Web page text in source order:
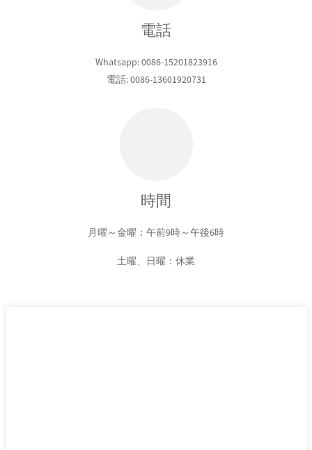
電話
Whatsapp: 0086-15201823916
電話: 0086-13601920731
時間
月曜～金曜：午前9時～午後6時
土曜、日曜：休業